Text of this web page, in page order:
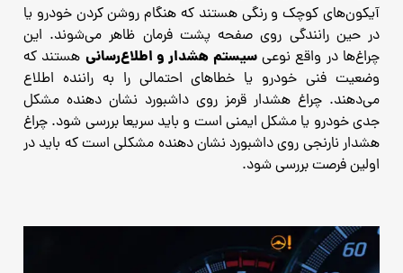
آیکون‌های کوچک و رنگی هستند که هنگام روشن کردن خودرو یا
در حین رانندگی روی صفحه پشت فرمان ظاهر می‌شوند. این
چراغ‌ها در واقع نوعیسیستم هشدار و اطلاع‌رسانی هستند که
وضعیت فنی خودرو یا خطاهای احتمالی را به راننده اطلاع
می‌دهند. چراغ هشدار قرمز روی داشبورد نشان دهنده مشکل
جدی خودرو یا مشکل ایمنی است و باید سریعا بررسی شود. چراغ
هشدار نارنجی روی داشبورد نشان دهنده مشکلی است که باید در
اولین فرصت بررسی شود.